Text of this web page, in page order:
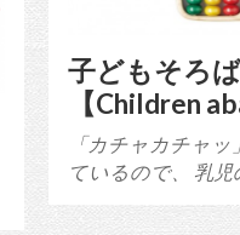
子どもそろ
【Children
「カチャカチャ
ているので、 乳